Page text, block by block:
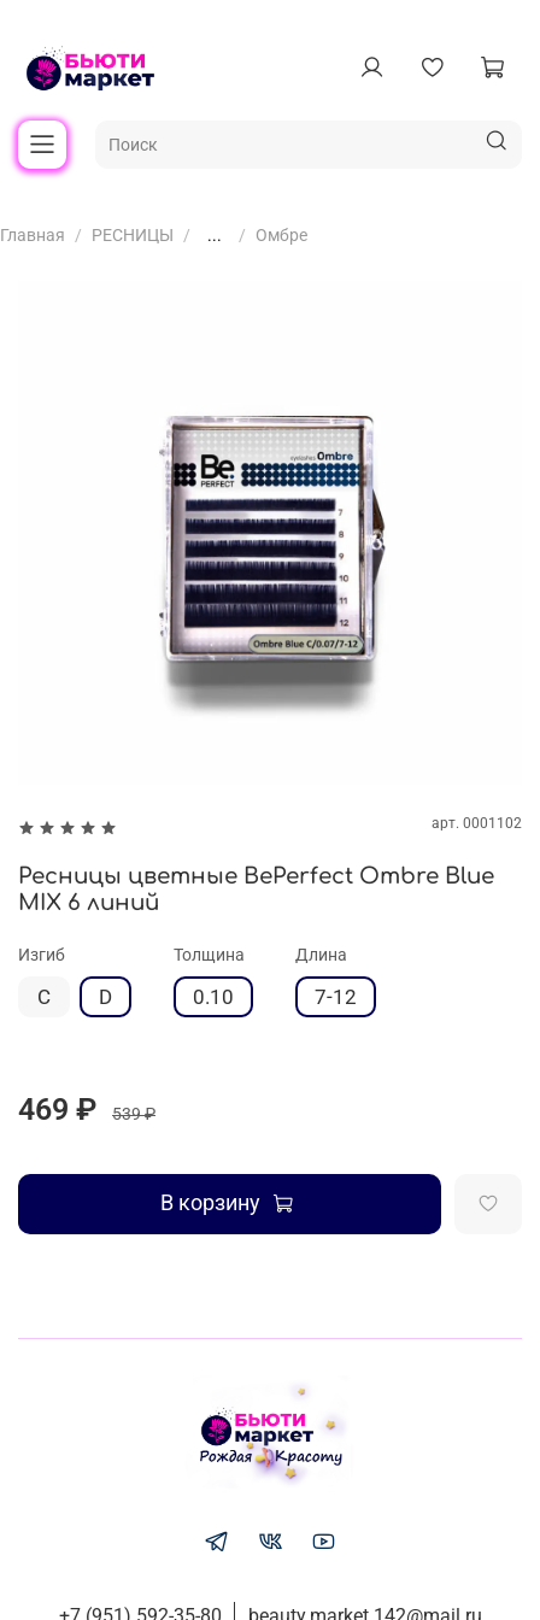
Главная РЕСНИЦЫ ... Омбре
арт. 0001102
Ресницы цветные BePerfect Ombre Blue
MIX 6 линий
Изгиб
С D
Толщина
0.10
Длина
7-12
469 ₽ 539 ₽
В корзину